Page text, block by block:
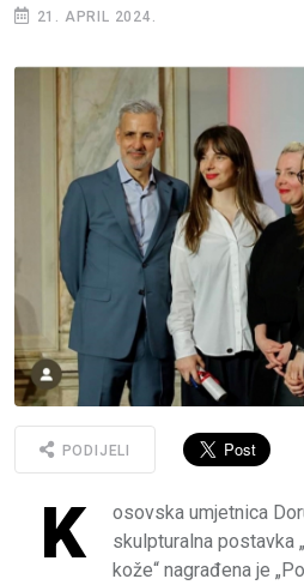
21. APRIL 2024.
PODIJELI
K
osovska umjetnica
skulpturalna postavka
kože“ nagrađena je